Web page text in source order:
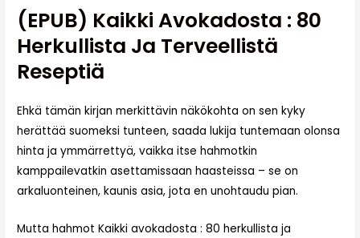
(EPUB) Kaikki Avokadosta : 80
Herkullista Ja Terveellistä
Reseptiä
Ehkä tämän kirjan merkittävin näkökohta on sen kyky
herättää suomeksi tunteen, saada lukija tuntemaan olonsa
hinta ja ymmärrettyä, vaikka itse hahmotkin
kamppailevatkin asettamissaan haasteissa – se on
arkaluonteinen, kaunis asia, jota en unohtaudu pian.
Mutta hahmot Kaikki avokadosta : 80 herkullista ja